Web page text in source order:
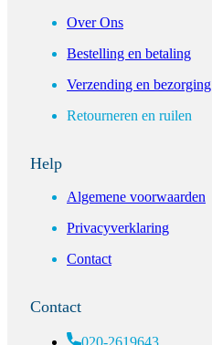
Over Ons
Bestelling en betaling
Verzending en bezorging
Retourneren en ruilen
Help
Algemene voorwaarden
Privacyverklaring
Contact
Contact
020-2619643